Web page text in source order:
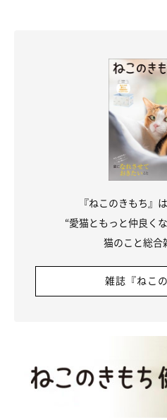
はないかと思いますが、『ちょっ
しれませんね」
関連記事:
トイレのドアの
可愛い“差し入れ”
Twitterユーザー
れが届きました」と投稿
主さんによれば、トイレ
れをしてくれたのだとか！
写真提供・取材協力／
（監修：ねこのきもち獣医師相
※この記事は投稿者さまにご了承
ます。
『ねこのきもち』
“愛猫ともっと仲良く
猫のこと総合
雑誌『ねこ